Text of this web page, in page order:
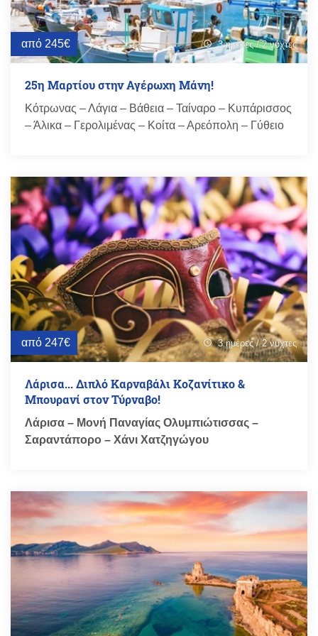
από 245€ schedule 3 ημέρες / 2 νύχτες
25η Μαρτίου στην Αγέρωχη Μάνη!
Κότρωνας – Λάγια – Βάθεια – Ταίναρο – Κυπάρισσος
– Άλικα – Γερολιμένας – Κοίτα – Αρεόπολη – Γύθειο
από 247€ schedule 3 ημέρες / 2 νύχτες
Λάρισα... Διπλό Καρναβάλι Κοζανίτικο &
Μπουρανί στον Τύρναβο!
Λάρισα – Μονή Παναγίας Ολυμπιώτισσας –
Σαραντάπορο – Χάνι Χατζηγώγου